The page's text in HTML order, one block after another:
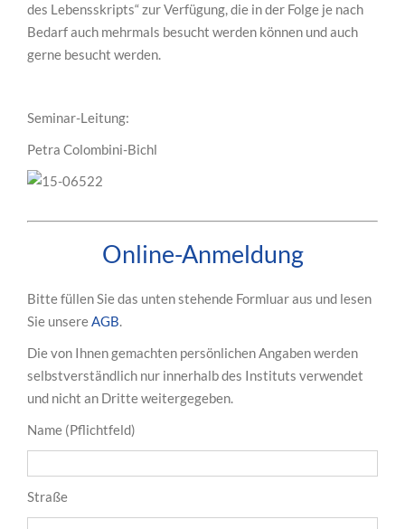
des Lebensskripts“ zur Verfügung, die in der Folge je nach
Bedarf auch mehrmals besucht werden können und auch
gerne besucht werden.
Seminar-Leitung:
Petra Colombini-Bichl
Online-Anmeldung
Bitte füllen Sie das unten stehende Formluar aus und lesen
Sie unsereAGB.
Die von Ihnen gemachten persönlichen Angaben werden
selbstverständlich nur innerhalb des Instituts verwendet
und nicht an Dritte weitergegeben.
Name (Pflichtfeld)
Straße